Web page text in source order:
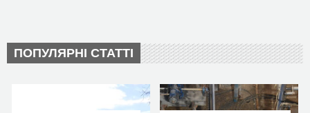
ПОПУЛЯРНІ СТАТТІ